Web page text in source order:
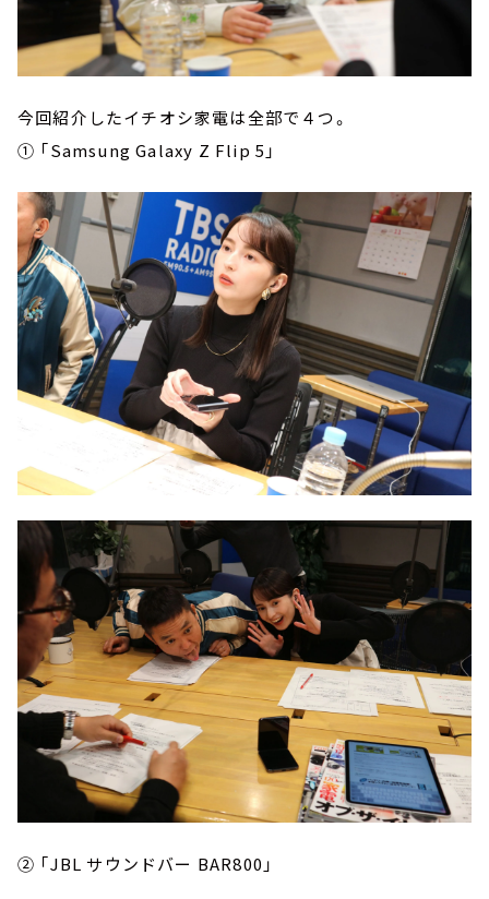
今回紹介したイチオシ家電は全部で４つ。
① 「Samsung Galaxy Z Flip 5」
② 「JBL サウンドバー BAR800」